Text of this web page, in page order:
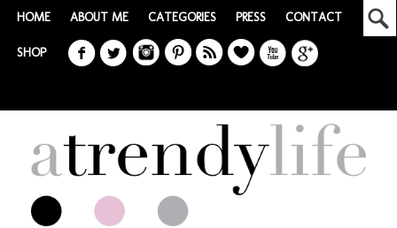
HOME ABOUT ME CATEGORIES PRESS CONTACT
SHOP